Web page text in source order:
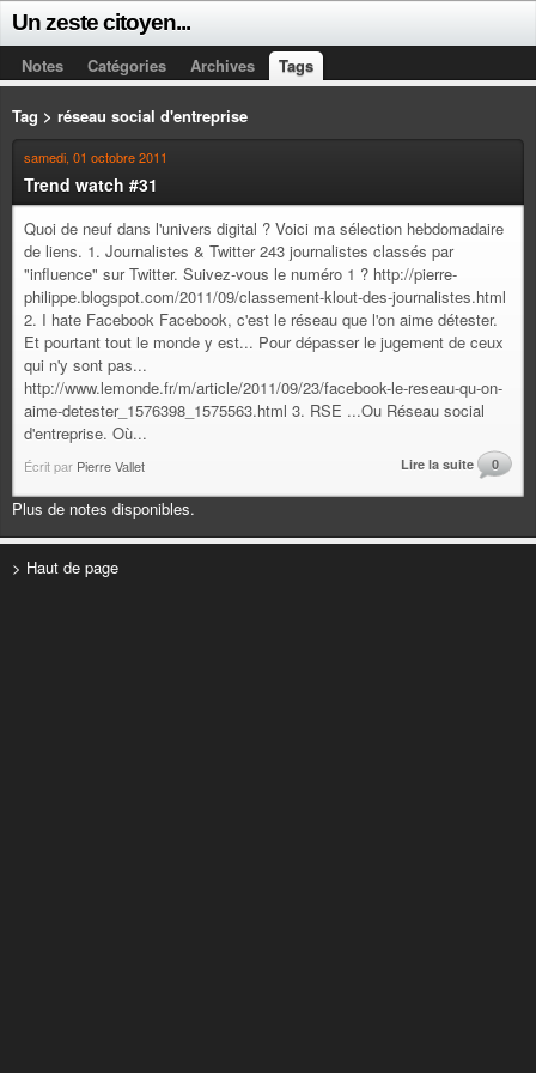
Un zeste citoyen...
Notes Catégories Archives Tags
Tag > réseau social d'entreprise
samedi, 01 octobre 2011
Trend watch #31
Quoi de neuf dans l'univers digital ? Voici ma sélection hebdomadaire
de liens. 1. Journalistes & Twitter 243 journalistes classés par
"influence" sur Twitter. Suivez-vous le numéro 1 ? http://pierre-
philippe.blogspot.com/2011/09/classement-klout-des-journalistes.html
2. I hate Facebook Facebook, c'est le réseau que l'on aime détester.
Et pourtant tout le monde y est... Pour dépasser le jugement de ceux
qui n'y sont pas...
http://www.lemonde.fr/m/article/2011/09/23/facebook-le-reseau-qu-on-
aime-detester_1576398_1575563.html 3. RSE ...Ou Réseau social
d'entreprise. Où...
Écrit par Pierre Vallet Lire la suite 0
Plus de notes disponibles.
> Haut de page